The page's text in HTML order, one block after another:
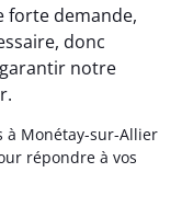
forte demande,
donc
notre
à Monétay-sur-Allier
répondre à vos